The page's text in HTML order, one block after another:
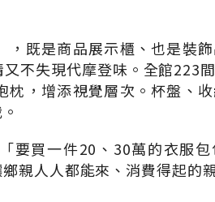
既是商品展示櫃、也是裝
不失現代摩登味。全館223
，增添視覺層次。杯盤、
要買一件20、30萬的衣服
親人人都能來、消費得起的